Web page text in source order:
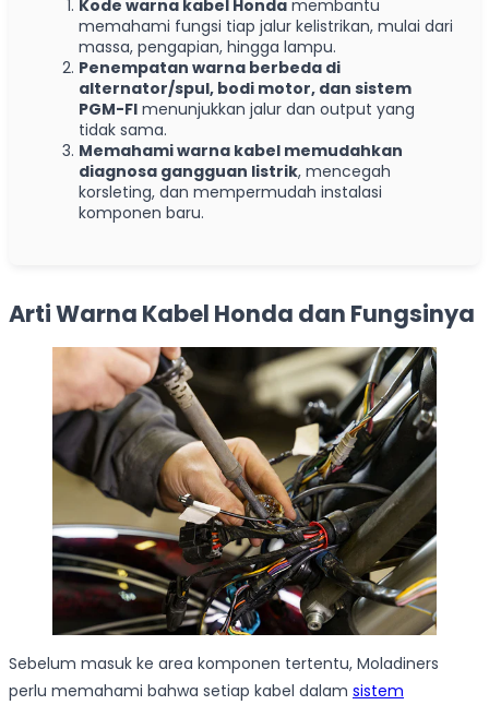
Kode warna kabel Honda membantu
memahami fungsi tiap jalur kelistrikan, mulai dari
massa, pengapian, hingga lampu.
Penempatan warna berbeda di
alternator/spul, bodi motor, dan sistem
PGM-FI menunjukkan jalur dan output yang
tidak sama.
Memahami warna kabel memudahkan
diagnosa gangguan listrik, mencegah
korsleting, dan mempermudah instalasi
komponen baru.
Arti Warna Kabel Honda dan Fungsinya
Sebelum masuk ke area komponen tertentu, Moladiners
perlu memahami bahwa setiap kabel dalam sistem